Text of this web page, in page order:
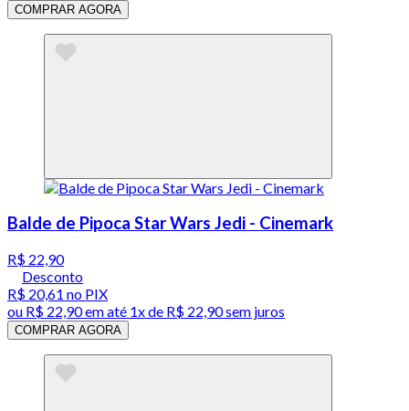
COMPRAR AGORA
Balde de Pipoca Star Wars Jedi - Cinemark
R$ 22,90
Desconto
R$ 20,61 no PIX
ou R$ 22,90em até 1x de R$ 22,90sem juros
COMPRAR AGORA